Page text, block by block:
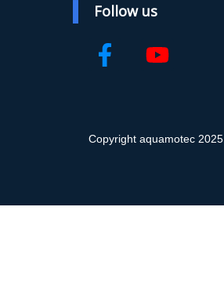
Follow us
Copyright aquamotec 2025